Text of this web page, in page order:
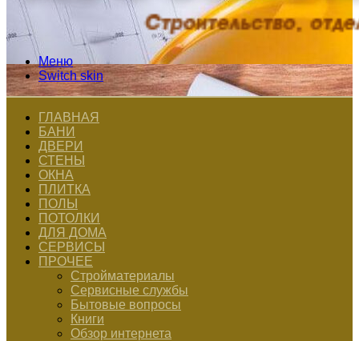
Меню
Switch skin
ГЛАВНАЯ
БАНИ
ДВЕРИ
СТЕНЫ
ОКНА
ПЛИТКА
ПОЛЫ
ПОТОЛКИ
ДЛЯ ДОМА
СЕРВИСЫ
ПРОЧЕЕ
Стройматериалы
Сервисные службы
Бытовые вопросы
Книги
Обзор интернета